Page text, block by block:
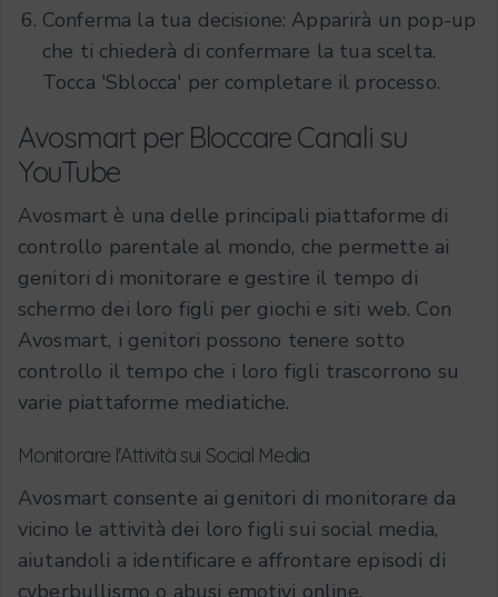
Conferma la tua decisione: Apparirà un pop-up
che ti chiederà di confermare la tua scelta.
Tocca 'Sblocca' per completare il processo.
Avosmart per Bloccare Canali su
YouTube
Avosmart è una delle principali piattaforme di
controllo parentale al mondo, che permette ai
genitori di monitorare e gestire il tempo di
schermo dei loro figli per giochi e siti web. Con
Avosmart, i genitori possono tenere sotto
controllo il tempo che i loro figli trascorrono su
varie piattaforme mediatiche.
Monitorare l'Attività sui Social Media
Avosmart consente ai genitori di monitorare da
vicino le attività dei loro figli sui social media,
aiutandoli a identificare e affrontare episodi di
cyberbullismo o abusi emotivi online.